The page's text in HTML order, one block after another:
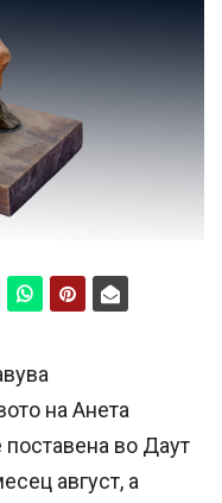
на Анета
во Даут
август, а